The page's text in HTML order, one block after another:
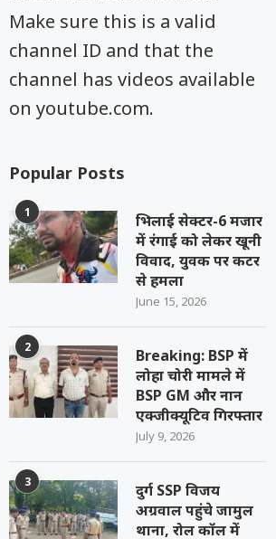
Make sure this is a valid
channel ID and that the
channel has videos available
on youtube.com.
Popular Posts
1
भिलाई सेक्टर-6 मजार
में रंगाई को लेकर खूनी
विवाद, युवक पर कटर
से हमला
June 15, 2026
2
Breaking: BSP में
लोहा चोरी मामले में
BSP GM और नान
एक्जीक्यूटिव गिरफ्तार
July 9, 2026
3
दुर्ग SSP विजय
अग्रवाल पहुंचे जामुल
थाना, रोल कॉल में